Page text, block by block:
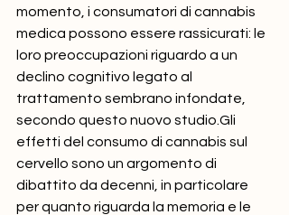
momento, i consumatori di cannabis
medica possono essere rassicurati: le
loro preoccupazioni riguardo a un
declino cognitivo legato al
trattamento sembrano infondate,
secondo questo nuovo studio.Gli
effetti del consumo di cannabis sul
cervello sono un argomento di
dibattito da decenni, in particolare
per quanto riguarda la memoria e le